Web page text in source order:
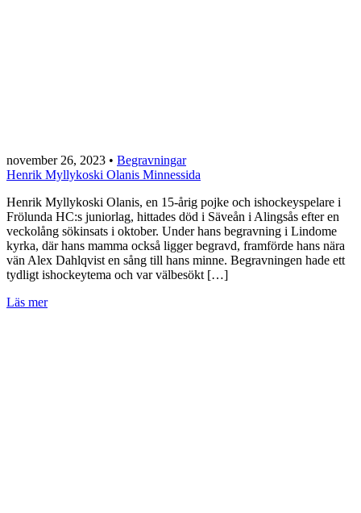
november 26, 2023 • Begravningar
Henrik Myllykoski Olanis Minnessida
Henrik Myllykoski Olanis, en 15-årig pojke och ishockeyspelare i
Frölunda HC:s juniorlag, hittades död i Säveån i Alingsås efter en
veckolång sökinsats i oktober. Under hans begravning i Lindome
kyrka, där hans mamma också ligger begravd, framförde hans nära
vän Alex Dahlqvist en sång till hans minne. Begravningen hade ett
tydligt ishockeytema och var välbesökt […]
Läs mer